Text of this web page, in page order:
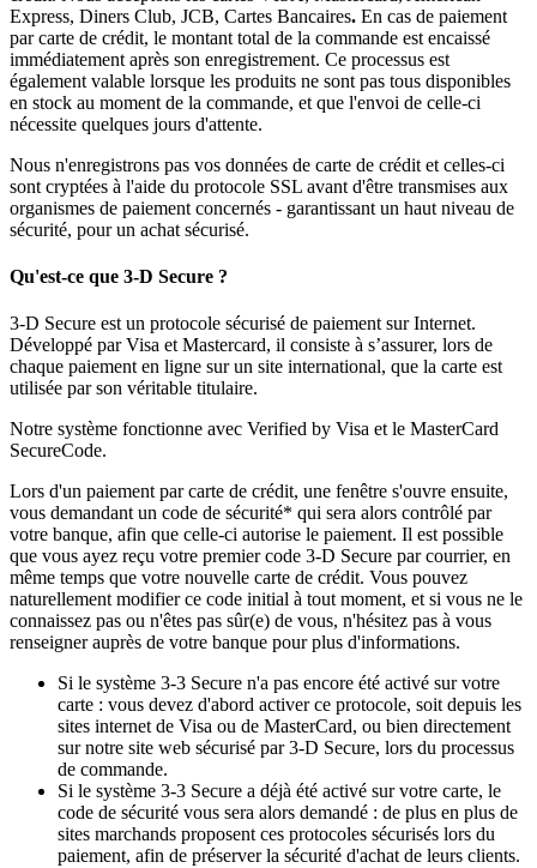
Express, Diners Club, JCB, Cartes Bancaires. En cas de paiement
par carte de crédit, le montant total de la commande est encaissé
immédiatement après son enregistrement. Ce processus est
également valable lorsque les produits ne sont pas tous disponibles
en stock au moment de la commande, et que l'envoi de celle-ci
nécessite quelques jours d'attente.
Nous n'enregistrons pas vos données de carte de crédit et celles-ci
sont cryptées à l'aide du protocole SSL avant d'être transmises aux
organismes de paiement concernés - garantissant un haut niveau de
sécurité, pour un achat sécurisé.
Qu'est-ce que 3-D Secure ?
3-D Secure est un protocole sécurisé de paiement sur Internet.
Développé par Visa et Mastercard, il consiste à s’assurer, lors de
chaque paiement en ligne sur un site international, que la carte est
utilisée par son véritable titulaire.
Notre système fonctionne avec Verified by Visa et le MasterCard
SecureCode.
Lors d'un paiement par carte de crédit, une fenêtre s'ouvre ensuite,
vous demandant un code de sécurité* qui sera alors contrôlé par
votre banque, afin que celle-ci autorise le paiement. Il est possible
que vous ayez reçu votre premier code 3-D Secure par courrier, en
même temps que votre nouvelle carte de crédit. Vous pouvez
naturellement modifier ce code initial à tout moment, et si vous ne le
connaissez pas ou n'êtes pas sûr(e) de vous, n'hésitez pas à vous
renseigner auprès de votre banque pour plus d'informations.
Si le système 3-3 Secure n'a pas encore été activé sur votre
carte : vous devez d'abord activer ce protocole, soit depuis les
sites internet de Visa ou de MasterCard, ou bien directement
sur notre site web sécurisé par 3-D Secure, lors du processus
de commande.
Si le système 3-3 Secure a déjà été activé sur votre carte, le
code de sécurité vous sera alors demandé : de plus en plus de
sites marchands proposent ces protocoles sécurisés lors du
paiement, afin de préserver la sécurité d'achat de leurs clients.